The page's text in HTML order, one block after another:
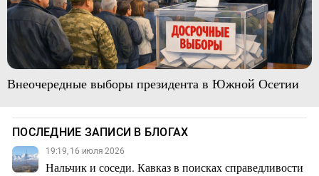
Внеочередные выборы президента в Южной Осетии
ПОСЛЕДНИЕ ЗАПИСИ В БЛОГАХ
19:19, 16 июля 2026
Нальчик и соседи. Кавказ в поисках справедливости